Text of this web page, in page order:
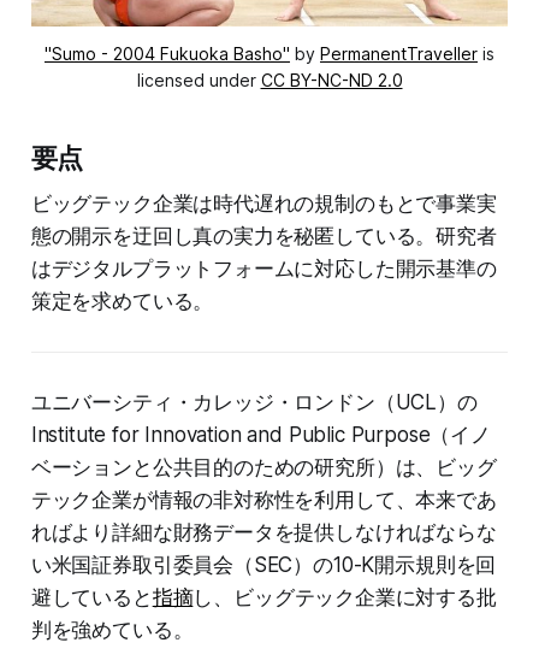
"Sumo - 2004 Fukuoka Basho" by PermanentTraveller is
licensed under CC BY-NC-ND 2.0
要点
ビッグテック企業は時代遅れの規制のもとで事業実
態の開示を迂回し真の実力を秘匿している。研究者
はデジタルプラットフォームに対応した開示基準の
策定を求めている。
ユニバーシティ・カレッジ・ロンドン（UCL）の
Institute for Innovation and Public Purpose（イノ
ベーションと公共目的のための研究所）は、ビッグ
テック企業が情報の非対称性を利用して、本来であ
ればより詳細な財務データを提供しなければならな
い米国証券取引委員会（SEC）の10-K開示規則を回
避していると指摘し、ビッグテック企業に対する批
判を強めている。